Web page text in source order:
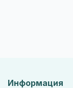
Информация